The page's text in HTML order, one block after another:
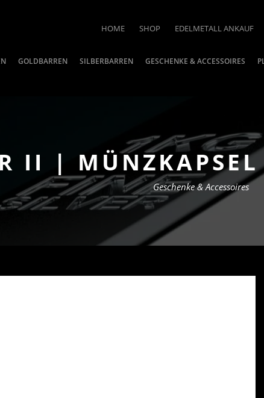
HOME SHOP EDELMETALL ANKAUF
GOLDBARREN SILBERBARREN GESCHENKE & ACCESSOIRES
II |
Geschenke & Accessoires